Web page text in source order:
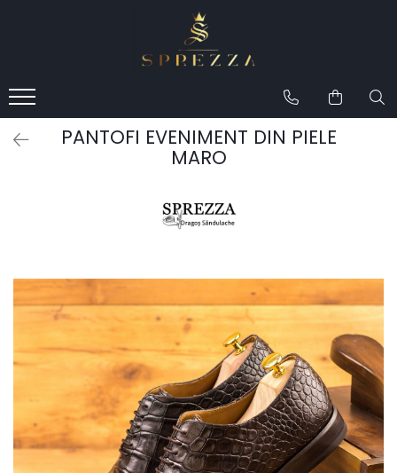
Costume de mire 2026
Redingotă bărbați
Frac bărbați
Paltoane bărbați
Accesorii bărbați
Lavalieră costum
Butoni cămașă mire
Papioane bărbați
Ace Pin pentru Guler Cămașă
Rochii de mireasă 2027
Pantofi de mireasă
PANTOFI EVENIMENT DIN PIELE
MARO